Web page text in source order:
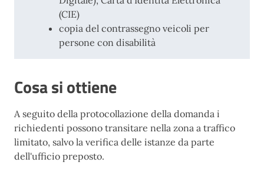
(CIE)
copia del contrassegno veicoli per
persone con disabilità
Cosa si ottiene
A seguito della protocollazione della domanda i
richiedenti possono transitare nella zona a traffico
limitato, salvo la verifica delle istanze da parte
dell'ufficio preposto.